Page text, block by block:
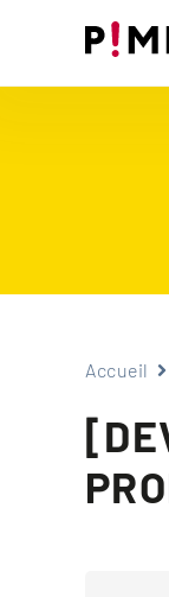
Accueil